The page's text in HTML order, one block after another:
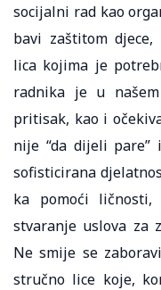
socijalni rad kao
bavi zaštitom
lica kojima je
radnika je u
pritisak, kao i
nije “da dijeli
sofisticirana
ka pomoći ličnosti,
stvaranje uslova za
Ne smije se
stručno lice koje,